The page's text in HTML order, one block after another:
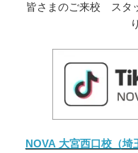
皆さまのご来校 スタ
NOVA 大宮西口校（埼